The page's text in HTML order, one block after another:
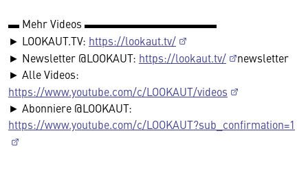
▬ Mehr Videos ▬▬▬▬▬▬▬▬▬▬▬▬
► LOOKAUT.TV: https://lookaut.tv/
► Newsletter @LOOKAUT: https://lookaut.tv/
newsletter
► Alle Videos:
https://www.youtube.com/c/LOOKAUT/videos
► Abonniere @LOOKAUT:
https://www.youtube.com/c/LOOKAUT?sub_confirmation=1